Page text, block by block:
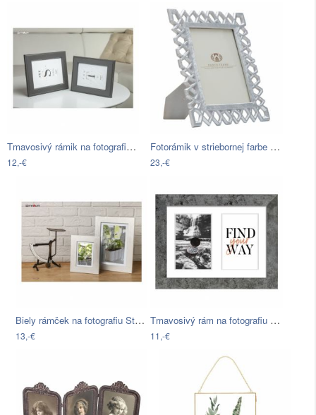
Tmavosivý rámik na fotografiu Styler…
12,-€
Fotorámik v striebornej farbe Mauro…
23,-€
Biely rámček na fotografiu Styler Lahti…
13,-€
Tmavosivý rám na fotografiu Styler…
11,-€